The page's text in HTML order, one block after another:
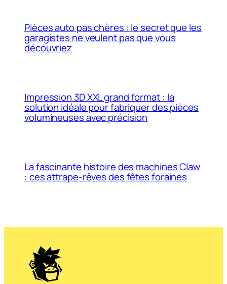
Pièces auto pas chères : le secret que les
garagistes ne veulent pas que vous
découvriez
Impression 3D XXL grand format : la
solution idéale pour fabriquer des pièces
volumineuses avec précision
La fascinante histoire des machines Claw
: ces attrape-rêves des fêtes foraines